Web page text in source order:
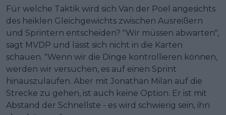
Für welche Taktik wird sich Van der Poel angesichts
des heiklen Gleichgewichts zwischen Ausreißern
und Sprintern entscheiden? "Wir müssen abwarten",
sagt MVDP und lässt sich nicht in die Karten
schauen. "Wenn wir die Dinge kontrollieren können,
werden wir versuchen, es auf einen Sprint
hinauszulaufen. Aber mit Jonathan Milan auf die
Strecke zu gehen, ist auch keine Option. Er ist mit
Abstand der Schnellste - es wird schwierig sein, ihn